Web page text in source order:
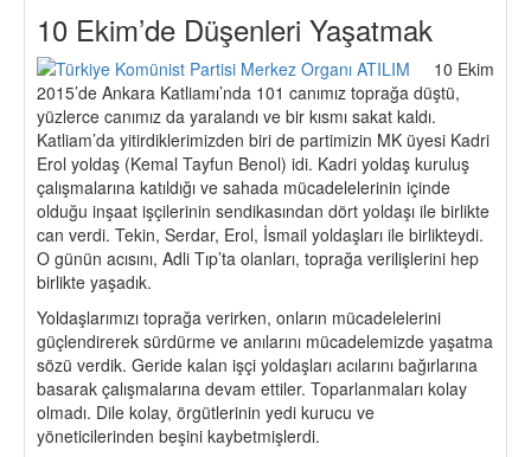
10 Ekim’de Düşenleri Yaşatmak
10 Ekim
2015’de Ankara Katliamı’nda 101 canımız toprağa düştü,
yüzlerce canımız da yaralandı ve bir kısmı sakat kaldı.
Katliam’da yitirdiklerimizden biri de partimizin MK üyesi Kadri
Erol yoldaş (Kemal Tayfun Benol) idi. Kadri yoldaş kuruluş
çalışmalarına katıldığı ve sahada mücadelelerinin içinde
olduğu inşaat işçilerinin sendikasından dört yoldaşı ile birlikte
can verdi. Tekin, Serdar, Erol, İsmail yoldaşları ile birlikteydi.
O günün acısını, Adli Tıp’ta olanları, toprağa verilişlerini hep
birlikte yaşadık.
Yoldaşlarımızı toprağa verirken, onların mücadelelerini
güçlendirerek sürdürme ve anılarını mücadelemizde yaşatma
sözü verdik. Geride kalan işçi yoldaşları acılarını bağırlarına
basarak çalışmalarına devam ettiler. Toparlanmaları kolay
olmadı. Dile kolay, örgütlerinin yedi kurucu ve
yöneticilerinden beşini kaybetmişlerdi.